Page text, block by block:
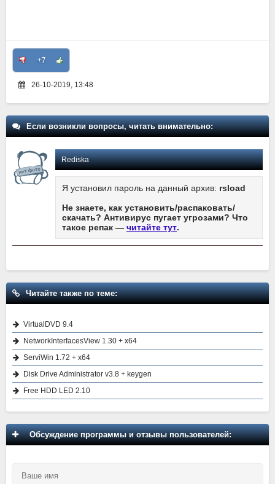
+7
26-10-2019, 13:48
Если возникли вопросы, читать внимательно:
Rediska
Я установил пароль на данный архив: rsload
Не знаете, как установить/распаковать/
скачать? Антивирус пугает угрозами? Что
такое репак — читайте тут.
Читайте также по теме:
VirtualDVD 9.4
NetworkInterfacesView 1.30 + x64
ServiWin 1.72 + x64
Disk Drive Administrator v3.8 + keygen
Free HDD LED 2.10
Обсуждение программы и отзывы пользователей: